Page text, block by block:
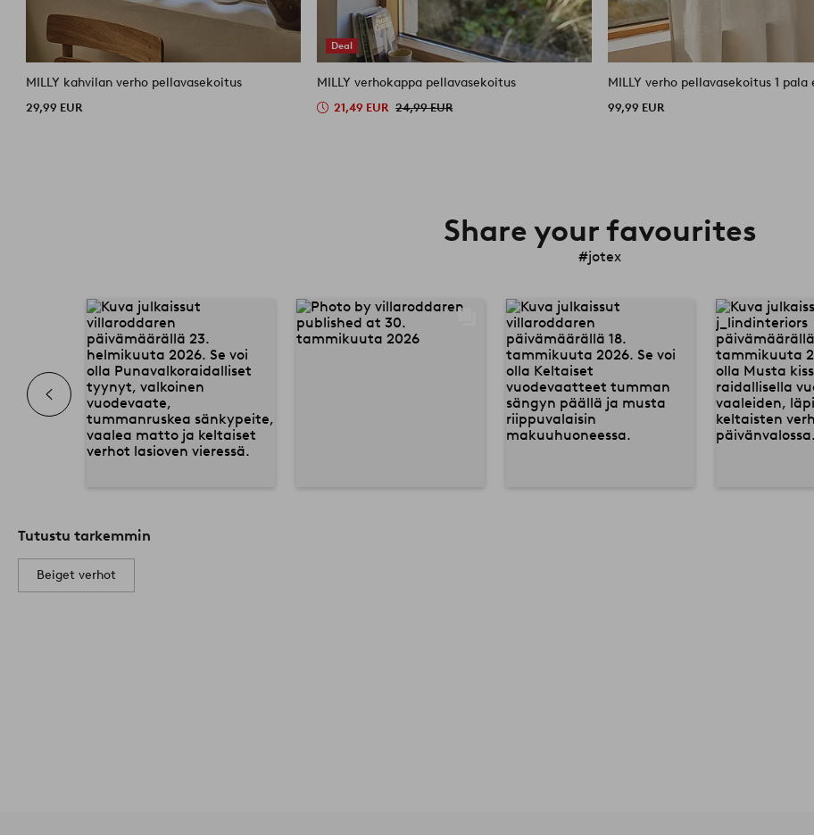
MILLY kahvilan verho pellavasekoitus
29,99 EUR
Deal
MILLY verhokappa pellavasekoitus
21,49 EUR 24,99 EUR
MILLY verho pellavasekoitus 1 pala
99,99 EUR
Share your favourites
#jotex
Tutustu tarkemmin
Beiget verhot